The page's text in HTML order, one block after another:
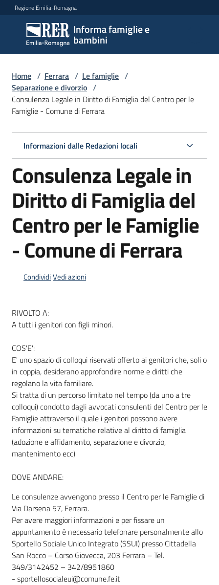
Vai al contenuto
Vai alla navigazione
Vai al footer
Regione Emilia-Romagna
Informa famiglie e
bambini
Informa
famiglie
e
bambini
Argomenti
Servizi
Centri
per
le
Informazioni
Home / Ferrara / Le famiglie /
Separazione e divorzio /
Consulenza Legale in Diritto di Famiglia del Centro per le
Famiglie - Comune di Ferrara
Informazioni dalle Redazioni locali
Consulenza Legale in
Diritto di Famiglia del
Centro per le Famiglie
- Comune di Ferrara
CondividiVedi azioni
RIVOLTO A:
A tutti i genitori con figli minori.
COS'E':
E' uno spazio di colloqui riservati offerto ai genitori che, soli o
in coppia, desiderano approfondire norme e diritti che
regolano la vita familiare.
Si tratta di un percorso limitato nel tempo (da uno a tre
colloqui) condotto dagli avvocati consulenti del Centro per le
Famiglie attraverso il quale i genitori possono avere
informazioni su tematiche relative al diritto di famiglia
(adozione e affidamento, separazione e divorzio,
mantenimento ecc)
DOVE ANDARE:
Le consulenze avvengono presso il Centro per le Famiglie di
Via Darsena 57, Ferrara.
Per avere maggiori informazioni e per fissare un
appuntamento è necessario telefonare personalmente allo
Sportello Sociale Unico Integrato (SSUI) presso Cittadella
San Rocco – Corso Giovecca, 203 Ferrara – Tel.
349/3142452 – 342/8951860
- sportellosocialeui@comune.fe.it